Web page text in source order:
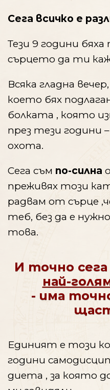
Сега всичко е
Тези 9 години
сърцето да ти
Всяка гладна
което бях
болката , която
през тези години
охота.
Сега съм по-силна
преживях този
радвам от сърце
теб, без да е
това.
И точно
най-
- има
Единият е този
години
диета , за която